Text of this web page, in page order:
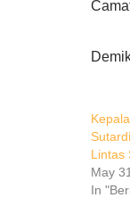
Lintas
May
In